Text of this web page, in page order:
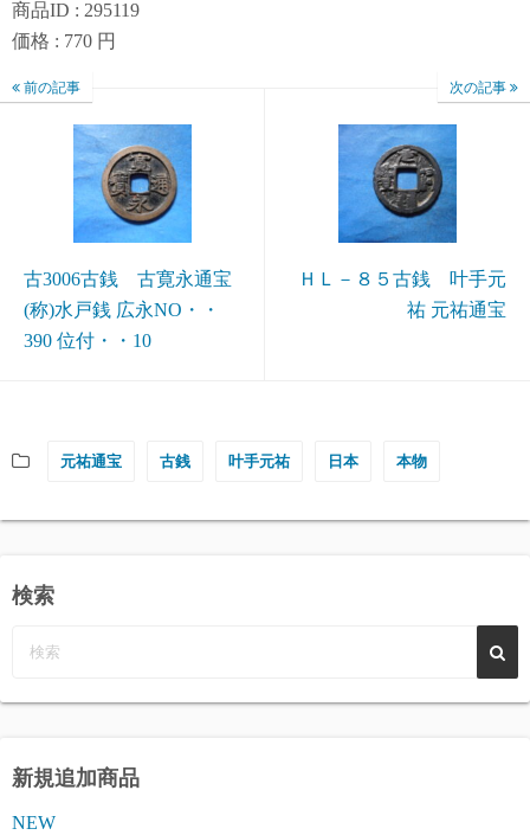
商品ID : 295119
価格 : 770 円
前の記事
古3006古銭 古寛永通宝
(称)水戸銭 広永NO・・
390 位付・・10
次の記事
ＨＬ－８５古銭 叶手元
祐 元祐通宝
元祐通宝 古銭 叶手元祐 日本 本物
検索
新規追加商品
NEW